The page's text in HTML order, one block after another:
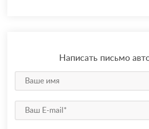
Написать письмо